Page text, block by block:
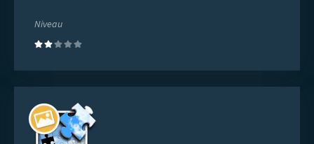
Niveau
(2)